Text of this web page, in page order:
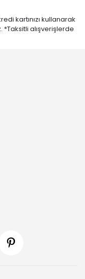
kartınızı kullanarak
*Taksitli alışverişlerde